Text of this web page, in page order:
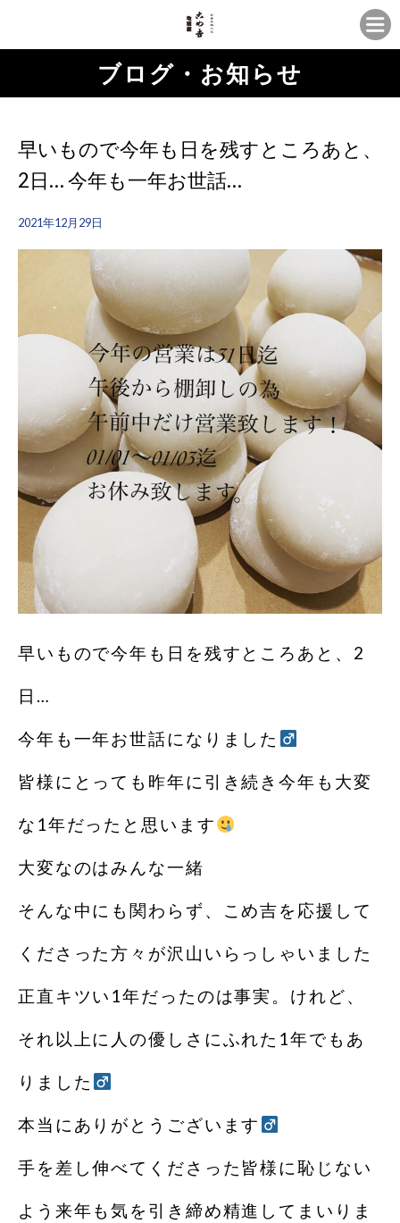
ブログ・お知らせ
早いもので今年も日を残すところあと、
2日… 今年も一年お世話…
2021年12月29日
早いもので今年も日を残すところあと、2
日…
今年も一年お世話になりました‍
皆様にとっても昨年に引き続き今年も大変
な1年だったと思います
大変なのはみんな一緒️
そんな中にも関わらず、こめ吉を応援して
くださった方々が沢山いらっしゃいました
正直キツい1年だったのは事実。けれど、
それ以上に人の優しさにふれた1年でもあ
りました‍
本当にありがとうございます‍
手を差し伸べてくださった皆様に恥じない
よう来年も気を引き締め精進してまいりま